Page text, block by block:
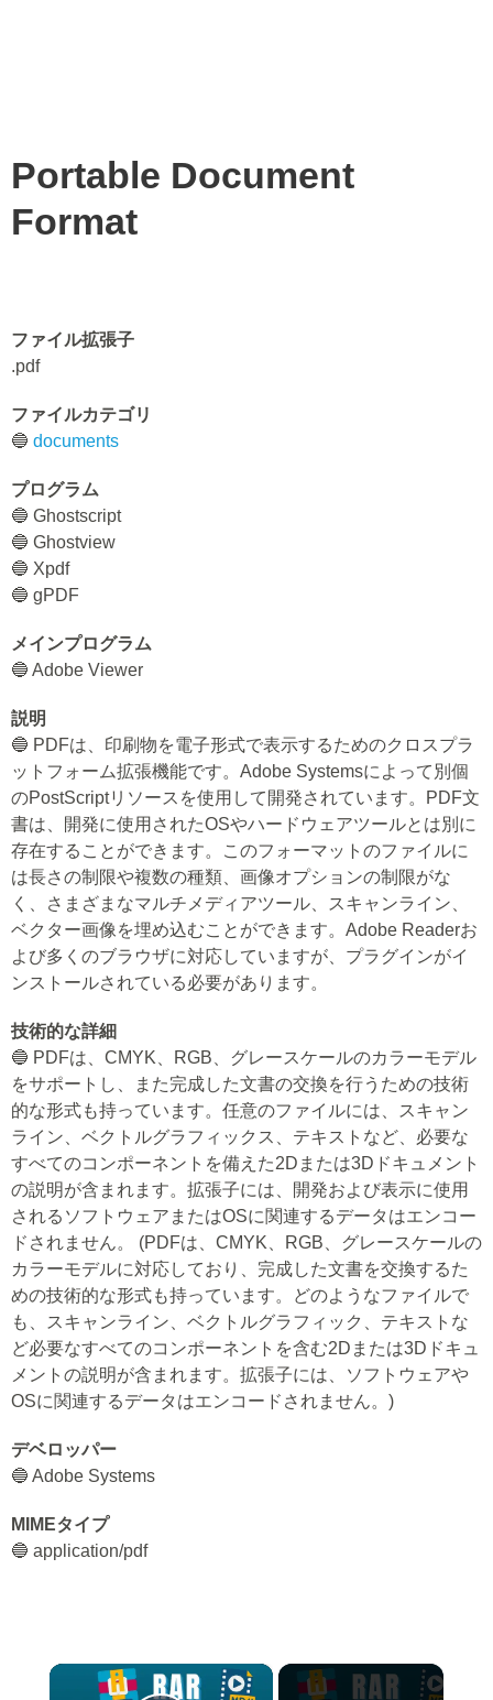
Portable Document
Format
ファイル拡張子
.pdf
ファイルカテゴリ
🔵 documents
プログラム
🔵 Ghostscript
🔵 Ghostview
🔵 Xpdf
🔵 gPDF
メインプログラム
🔵 Adobe Viewer
説明
🔵 PDFは、印刷物を電子形式で表示するためのクロスプラ
ットフォーム拡張機能です。Adobe Systemsによって別個
のPostScriptリソースを使用して開発されています。PDF文
書は、開発に使用されたOSやハードウェアツールとは別に
存在することができます。このフォーマットのファイルに
は長さの制限や複数の種類、画像オプションの制限がな
く、さまざまなマルチメディアツール、スキャンライン、
ベクター画像を埋め込むことができます。Adobe Readerお
よび多くのブラウザに対応していますが、プラグインがイ
ンストールされている必要があります。
技術的な詳細
🔵 PDFは、CMYK、RGB、グレースケールのカラーモデル
をサポートし、また完成した文書の交換を行うための技術
的な形式も持っています。任意のファイルには、スキャン
ライン、ベクトルグラフィックス、テキストなど、必要な
すべてのコンポーネントを備えた2Dまたは3Dドキュメント
の説明が含まれます。拡張子には、開発および表示に使用
されるソフトウェアまたはOSに関連するデータはエンコー
ドされません。 (PDFは、CMYK、RGB、グレースケールの
カラーモデルに対応しており、完成した文書を交換するた
めの技術的な形式も持っています。どのようなファイルで
も、スキャンライン、ベクトルグラフィック、テキストな
ど必要なすべてのコンポーネントを含む2Dまたは3Dドキュ
メントの説明が含まれます。拡張子には、ソフトウェアや
OSに関連するデータはエンコードされません。)
デベロッパー
🔵 Adobe Systems
MIMEタイプ
🔵 application/pdf
×